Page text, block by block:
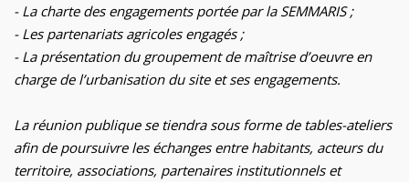
- La charte des engagements portée par la SEMMARIS;
- Les partenariats agricoles engagés;
- La présentation du groupement de maîtrise d’oeuvre en
charge de l’urbanisation du site et ses engagements.
La réunion publique se tiendra sous forme de tables-ateliers
afin de poursuivre les échanges entre habitants, acteurs du
territoire, associations, partenaires institutionnels et